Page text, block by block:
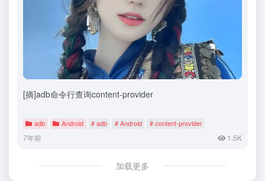
[摘]adb命令行查询content-provider
adb Android # adb # Android # content-provider
7年前 1.5K
加载更多